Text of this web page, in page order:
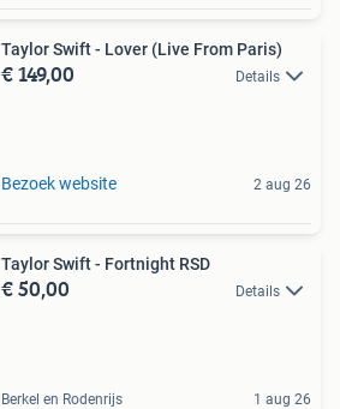
Taylor Swift - Lover (Live From Paris)
€ 149,00 Details
Bezoek website 2 aug 26
Taylor Swift - Fortnight RSD
€ 50,00 Details
Berkel en Rodenrijs 1 aug 26